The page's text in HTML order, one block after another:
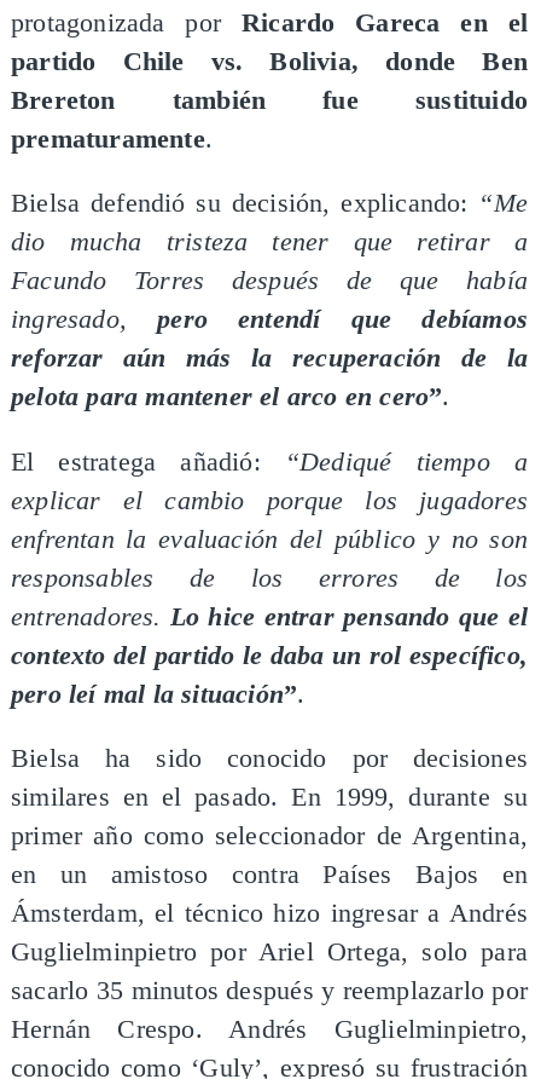
protagonizada porRicardo Gareca en el
partido Chile vs. Bolivia, donde Ben
Brereton también fue sustituido
prematuramente.
Bielsa defendió su decisión, explicando: “Me
dio mucha tristeza tener que retirar a
Facundo Torres después de que había
ingresado,pero entendí que debíamos
reforzar aún más la recuperación de la
pelota para mantener el arco en cero”.
El estratega añadió:
“Dediqué tiempo a
explicar el cambio porque los jugadores
enfrentan la evaluación del público y no son
responsables de los errores de los
entrenadores. Lo hice entrar pensando que el
contexto del partido le daba un rol específico,
pero leí mal la situación”.
Bielsa ha sido conocido por decisiones
similares en el pasado. En 1999, durante su
primer año como seleccionador de Argentina,
en un amistoso contra Países Bajos en
Ámsterdam, el técnico hizo ingresar a Andrés
Guglielminpietro por Ariel Ortega, solo para
sacarlo 35 minutos después y reemplazarlo por
Hernán Crespo. Andrés Guglielminpietro,
conocido como ‘Guly’, expresó su frustración